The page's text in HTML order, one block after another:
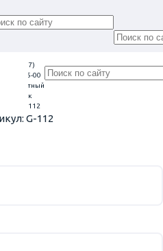
+7 (917)
113-05-00
Обратный
звонок
112
G-112